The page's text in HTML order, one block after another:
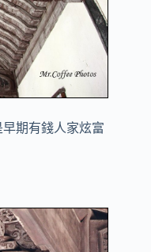
期有錢人家炫富